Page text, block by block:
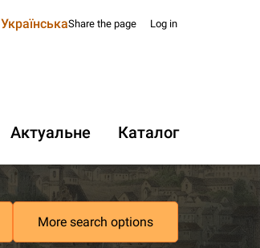
УкраїнськаShare the page Log in
Актуальне Каталог
More search options